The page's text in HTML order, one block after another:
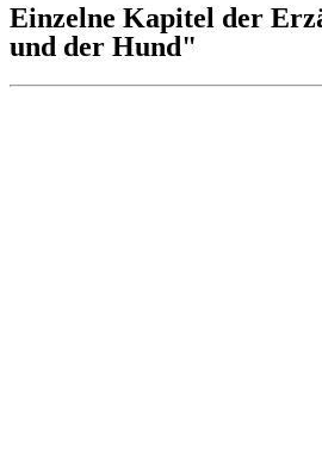
Einzelne Kapitel der
und der Hund"